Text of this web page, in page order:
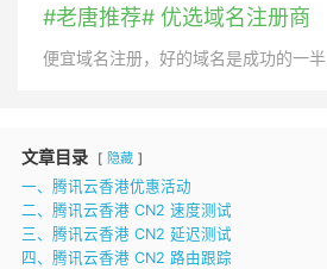
#老唐推荐# 优选域名注册商
便宜域名注册，好的域名是成功的一半
文章目录 隐藏
一、腾讯云香港优惠活动
二、腾讯云香港 CN2 速度测试
三、腾讯云香港 CN2 延迟测试
四、腾讯云香港 CN2 路由跟踪